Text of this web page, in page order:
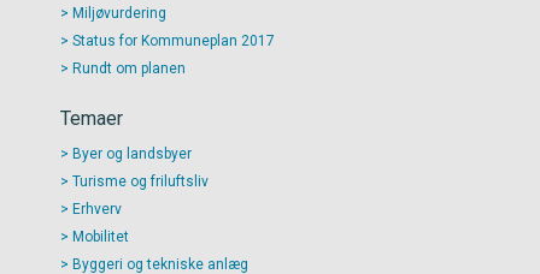
Miljøvurdering
Status for Kommuneplan 2017
Rundt om planen
Temaer
Byer og landsbyer
Turisme og friluftsliv
Erhverv
Mobilitet
Byggeri og tekniske anlæg